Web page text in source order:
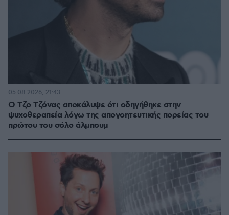
Ο Τζο Τζόνας αποκάλυψε ότι οδηγήθηκε στην
ψυχοθεραπεία λόγω της απογοητευτικής πορείας του
πρώτου του σόλο άλμπουμ
05.08.2026, 21:43